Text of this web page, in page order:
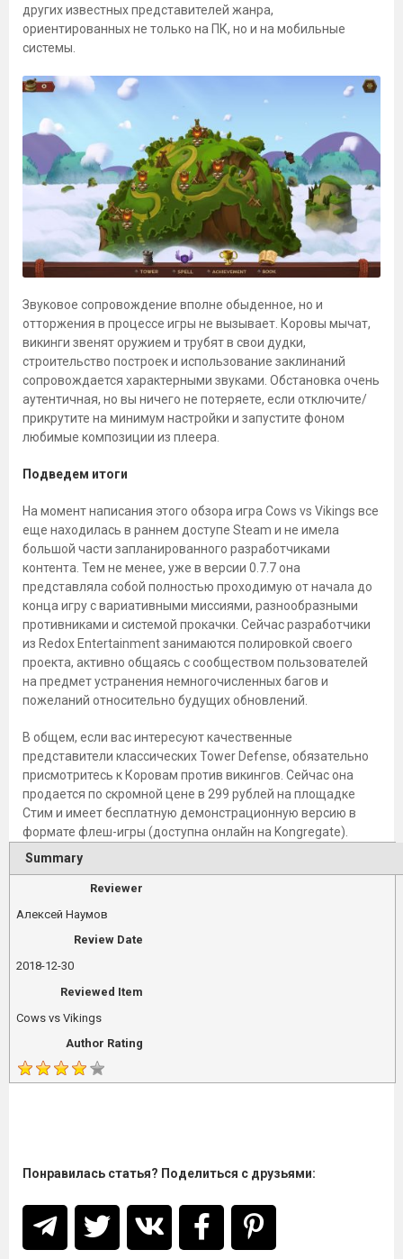
других известных представителей жанра,
ориентированных не только на ПК, но и на мобильные
системы.
Звуковое сопровождение вполне обыденное, но и
отторжения в процессе игры не вызывает. Коровы мычат,
викинги звенят оружием и трубят в свои дудки,
строительство построек и использование заклинаний
сопровождается характерными звуками. Обстановка очень
аутентичная, но вы ничего не потеряете, если отключите/
прикрутите на минимум настройки и запустите фоном
любимые композиции из плеера.
Подведем итоги
На момент написания этого обзора игра Cows vs Vikings все
еще находилась в раннем доступе Steam и не имела
большой части запланированного разработчиками
контента. Тем не менее, уже в версии 0.7.7 она
представляла собой полностью проходимую от начала до
конца игру с вариативными миссиями, разнообразными
противниками и системой прокачки. Сейчас разработчики
из Redox Entertainment занимаются полировкой своего
проекта, активно общаясь с сообществом пользователей
на предмет устранения немногочисленных багов и
пожеланий относительно будущих обновлений.
В общем, если вас интересуют качественные
представители классических Tower Defense, обязательно
присмотритесь к Коровам против викингов. Сейчас она
продается по скромной цене в 299 рублей на площадке
Стим и имеет бесплатную демонстрационную версию в
формате флеш-игры (доступна онлайн на Kongregate).
Summary
Reviewer
Алексей Наумов
Review Date
2018-12-30
Reviewed Item
Cows vs Vikings
Author Rating
Понравилась статья? Поделиться с друзьями: